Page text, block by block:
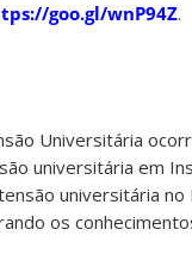
goo.gl/wnP94Z.
Universitária
universitária em
universitária
os